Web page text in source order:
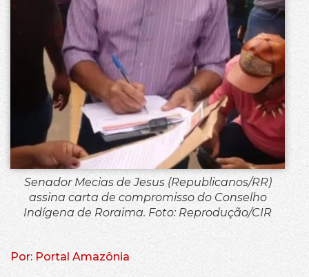
Senador Mecias de Jesus (Republicanos/RR)
assina carta de compromisso do Conselho
Indígena de Roraima. Foto: Reprodução/CIR
Por: Portal Amazônia